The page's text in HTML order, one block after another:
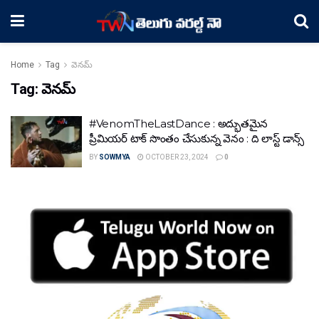
Home Tag వెనమ్‌
Tag: వెనమ్‌
#VenomTheLastDance : అద్భుతమైన
ప్రీమియర్ టాక్ సొంతం చేసుకున్న వెనం : ది లాస్ట్ డాన్స్
BY SOWMYA OCTOBER 23, 2024 0